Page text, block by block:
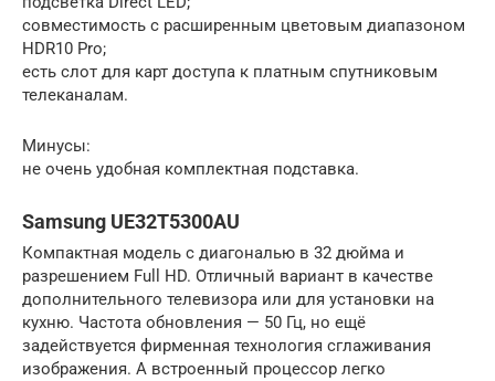
совместимость с расширенным цветовым диапазоном
HDR10 Pro;
есть слот для карт доступа к платным спутниковым
телеканалам.
Минусы:
не очень удобная комплектная подставка.
Samsung UE32T5300AU
Компактная модель с диагональю в 32 дюйма и
разрешением Full HD. Отличный вариант в качестве
дополнительного телевизора или для установки на
кухню. Частота обновления — 50 Гц, но ещё
задействуется фирменная технология сглаживания
изображения. А встроенный процессор легко